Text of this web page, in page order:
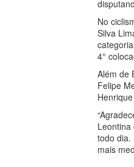
No
Silva
4°
Além de
Felipe
todo dia.
mais